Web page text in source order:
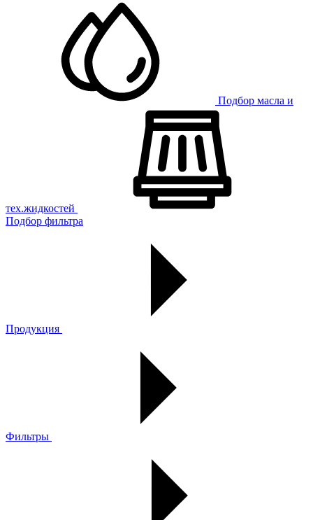
Подбор масла и
тех.жидкостей
Подбор фильтра
Продукция
Фильтры